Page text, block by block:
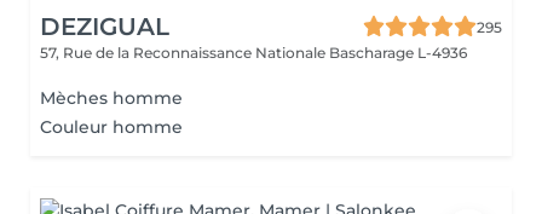
DEZIGUAL
295
57, Rue de la Reconnaissance Nationale Bascharage L-4936
Mèches homme
Couleur homme